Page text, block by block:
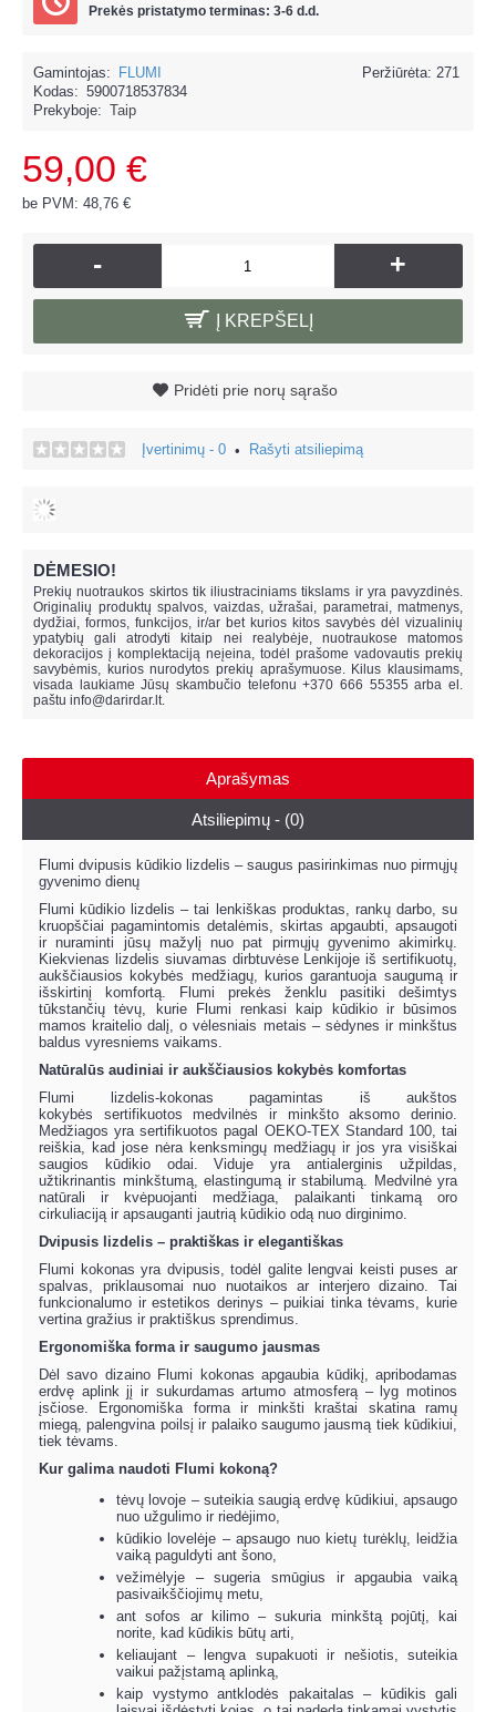
Prekės pristatymo terminas: 3-6 d.d.
Peržiūrėta: 271
Gamintojas:
FLUMI
Kodas: 5900718537834
Prekyboje: Taip
59,00 €
be PVM: 48,76 €
- +
Į KREPŠELĮ
Pridėti prie norų sąrašo
Įvertinimų - 0 • Rašyti atsiliepimą
DĖMESIO!
Prekių nuotraukos skirtos tik iliustraciniams tikslams ir yra pavyzdinės.
Originalių produktų spalvos, vaizdas, užrašai, parametrai, matmenys,
dydžiai, formos, funkcijos, ir/ar bet kurios kitos savybės dėl vizualinių
ypatybių gali atrodyti kitaip nei realybėje, nuotraukose matomos
dekoracijos į komplektaciją neįeina, todėl prašome vadovautis prekių
savybėmis, kurios nurodytos prekių aprašymuose. Kilus klausimams,
visada laukiame Jūsų skambučio telefonu +370 666 55355 arba el.
paštu info@darirdar.lt.
Aprašymas
Atsiliepimų - (0)
Flumi dvipusis kūdikio lizdelis – saugus pasirinkimas nuo pirmųjų
gyvenimo dienų
Flumi kūdikio lizdelis – tai lenkiškas produktas, rankų darbo, su
kruopščiai pagamintomis detalėmis, skirtas apgaubti, apsaugoti
ir nuraminti jūsų mažylį nuo pat pirmųjų gyvenimo akimirkų.
Kiekvienas lizdelis siuvamas dirbtuvėse Lenkijoje iš sertifikuotų,
aukščiausios kokybės medžiagų, kurios garantuoja saugumą ir
išskirtinį komfortą. Flumi prekės ženklu pasitiki dešimtys
tūkstančių tėvų, kurie Flumi renkasi kaip kūdikio ir būsimos
mamos kraitelio dalį, o vėlesniais metais – sėdynes ir minkštus
baldus vyresniems vaikams.
Natūralūs audiniai ir aukščiausios kokybės komfortas
Flumi lizdelis-kokonas pagamintas iš aukštos
kokybės sertifikuotos medvilnės ir minkšto aksomo derinio.
Medžiagos yra sertifikuotos pagal OEKO-TEX Standard 100, tai
reiškia, kad jose nėra kenksmingų medžiagų ir jos yra visiškai
saugios kūdikio odai. Viduje yra antialerginis užpildas,
užtikrinantis minkštumą, elastingumą ir stabilumą. Medvilnė yra
natūrali ir kvėpuojanti medžiaga, palaikanti tinkamą oro
cirkuliaciją ir apsauganti jautrią kūdikio odą nuo dirginimo.
Dvipusis lizdelis – praktiškas ir elegantiškas
Flumi kokonas yra dvipusis, todėl galite lengvai keisti puses ar
spalvas, priklausomai nuo nuotaikos ar interjero dizaino. Tai
funkcionalumo ir estetikos derinys – puikiai tinka tėvams, kurie
vertina gražius ir praktiškus sprendimus.
Ergonomiška forma ir saugumo jausmas
Dėl savo dizaino Flumi kokonas apgaubia kūdikį, apribodamas
erdvę aplink jį ir sukurdamas artumo atmosferą – lyg motinos
įsčiose. Ergonomiška forma ir minkšti kraštai skatina ramų
miegą, palengvina poilsį ir palaiko saugumo jausmą tiek kūdikiui,
tiek tėvams.
Kur galima naudoti Flumi kokoną?
tėvų lovoje – suteikia saugią erdvę kūdikiui, apsaugo
nuo užgulimo ir riedėjimo,
kūdikio lovelėje – apsaugo nuo kietų turėklų, leidžia
vaiką paguldyti ant šono,
vežimėlyje – sugeria smūgius ir apgaubia vaiką
pasivaikščiojimų metu,
ant sofos ar kilimo – sukuria minkštą pojūtį, kai
norite, kad kūdikis būtų arti,
keliaujant – lengva supakuoti ir nešiotis, suteikia
vaikui pažįstamą aplinką,
kaip vystymo antklodės pakaitalas – kūdikis gali